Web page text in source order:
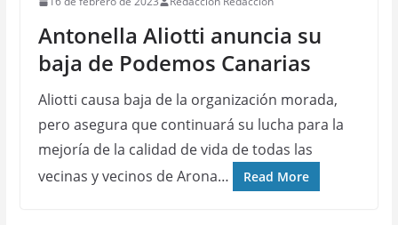
Antonella Aliotti anuncia su
baja de Podemos Canarias
Aliotti causa baja de la organización morada,
pero asegura que continuará su lucha para la
mejoría de la calidad de vida de todas las
vecinas y vecinos de Arona…
Read More